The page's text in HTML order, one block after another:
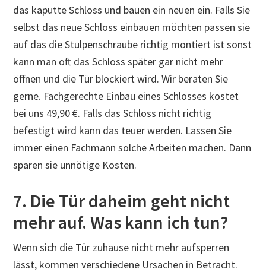
das kaputte Schloss und bauen ein neuen ein. Falls Sie
selbst das neue Schloss einbauen möchten passen sie
auf das die Stulpenschraube richtig montiert ist sonst
kann man oft das Schloss später gar nicht mehr
öffnen und die Tür blockiert wird. Wir beraten Sie
gerne. Fachgerechte Einbau eines Schlosses kostet
bei uns 49,90 €. Falls das Schloss nicht richtig
befestigt wird kann das teuer werden. Lassen Sie
immer einen Fachmann solche Arbeiten machen. Dann
sparen sie unnötige Kosten.
7. Die Tür daheim geht nicht
mehr auf. Was kann ich tun?
Wenn sich die Tür zuhause nicht mehr aufsperren
lässt, kommen verschiedene Ursachen in Betracht.